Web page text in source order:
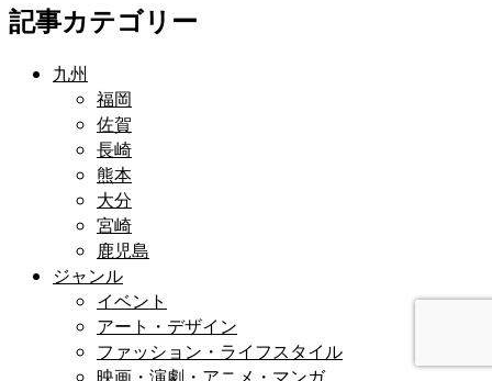
記事カテゴリー
九州
福岡
佐賀
長崎
熊本
大分
宮崎
鹿児島
ジャンル
イベント
アート・デザイン
ファッション・ライフスタイル